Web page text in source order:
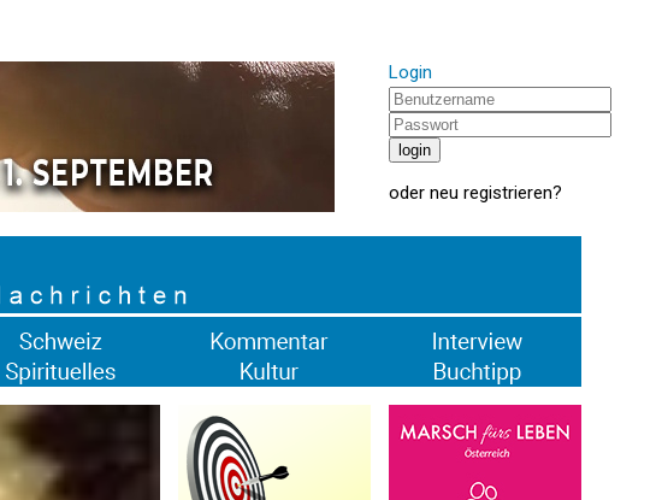
Login
oder neu registrieren?